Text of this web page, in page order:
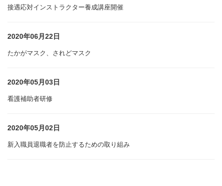
接遇応対インストラクター養成講座開催
2020年06月22日
たかがマスク、されどマスク
2020年05月03日
看護補助者研修
2020年05月02日
新入職員退職者を防止するための取り組み